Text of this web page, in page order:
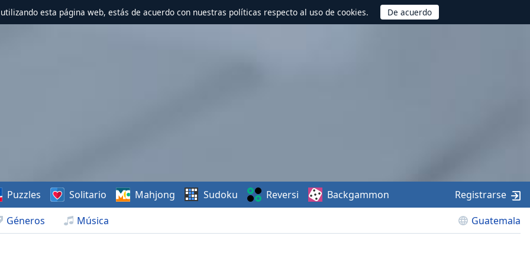
esta página web, estás de acuerdo con nuestras políticas respecto al uso de cookies.
Géneros Música Guatemala
Puzzles Solitario Mahjong Sudoku Reversi Backgammon Registrarse